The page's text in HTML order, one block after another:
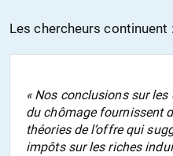
Les chercheurs continuent :
« Nos conclusions sur
du chômage fournissent
théories de l’offre qui
impôts sur les riches